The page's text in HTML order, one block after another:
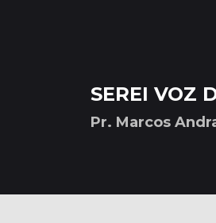
SEREI VOZ
Pr. Marcos